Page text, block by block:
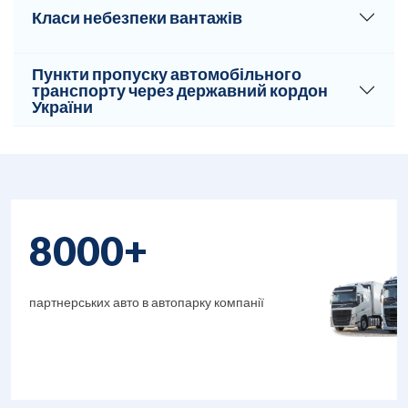
Класи небезпеки вантажів
Пункти пропуску автомобільного
транспорту через державний кордон
України
8000+
партнерських авто в автопарку компанії